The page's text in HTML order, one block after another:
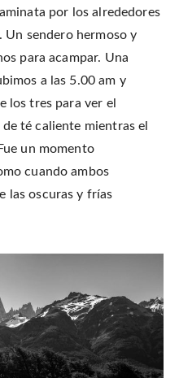
por los alrededores
Un sendero hermoso y
para acampar. Una
a las 5.00 am y
los tres para ver el
té caliente mientras el
un momento
cuando ambos
las oscuras y frías